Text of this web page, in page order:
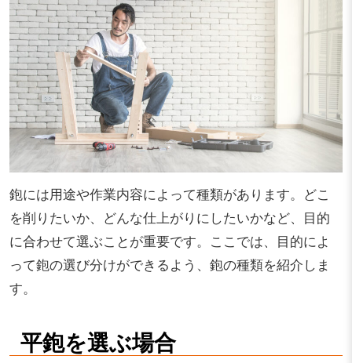
鉋には用途や作業内容によって種類があります。どこ
を削りたいか、どんな仕上がりにしたいかなど、目的
に合わせて選ぶことが重要です。ここでは、目的によ
って鉋の選び分けができるよう、鉋の種類を紹介しま
す。
平鉋を選ぶ場合